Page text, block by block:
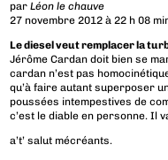
parLéon le chauve
27 novembre 2012 à 22 h 08
Le diesel veut remplacer la
Jérôme Cardan doit bien se
cardan n’est pas
qu’à faire autant superposer
poussées intempestives de
c’est le diable en personne. Il
a’t’ salut mécréants.